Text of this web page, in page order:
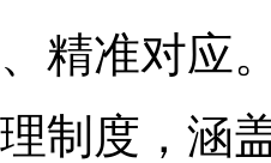
精准对应
制度，涵